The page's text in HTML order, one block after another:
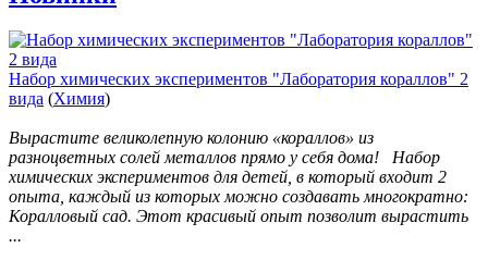
Набор химических экспериментов "Лаборатория кораллов" 2
вида (Химия)
Вырастите великолепную колонию «кораллов» из
разноцветных солей металлов прямо у себя дома! Набор
химических экспериментов для детей, в который входит 2
опыта, каждый из которых можно создавать многократно:
Коралловый сад. Этот красивый опыт позволит вырастить
...